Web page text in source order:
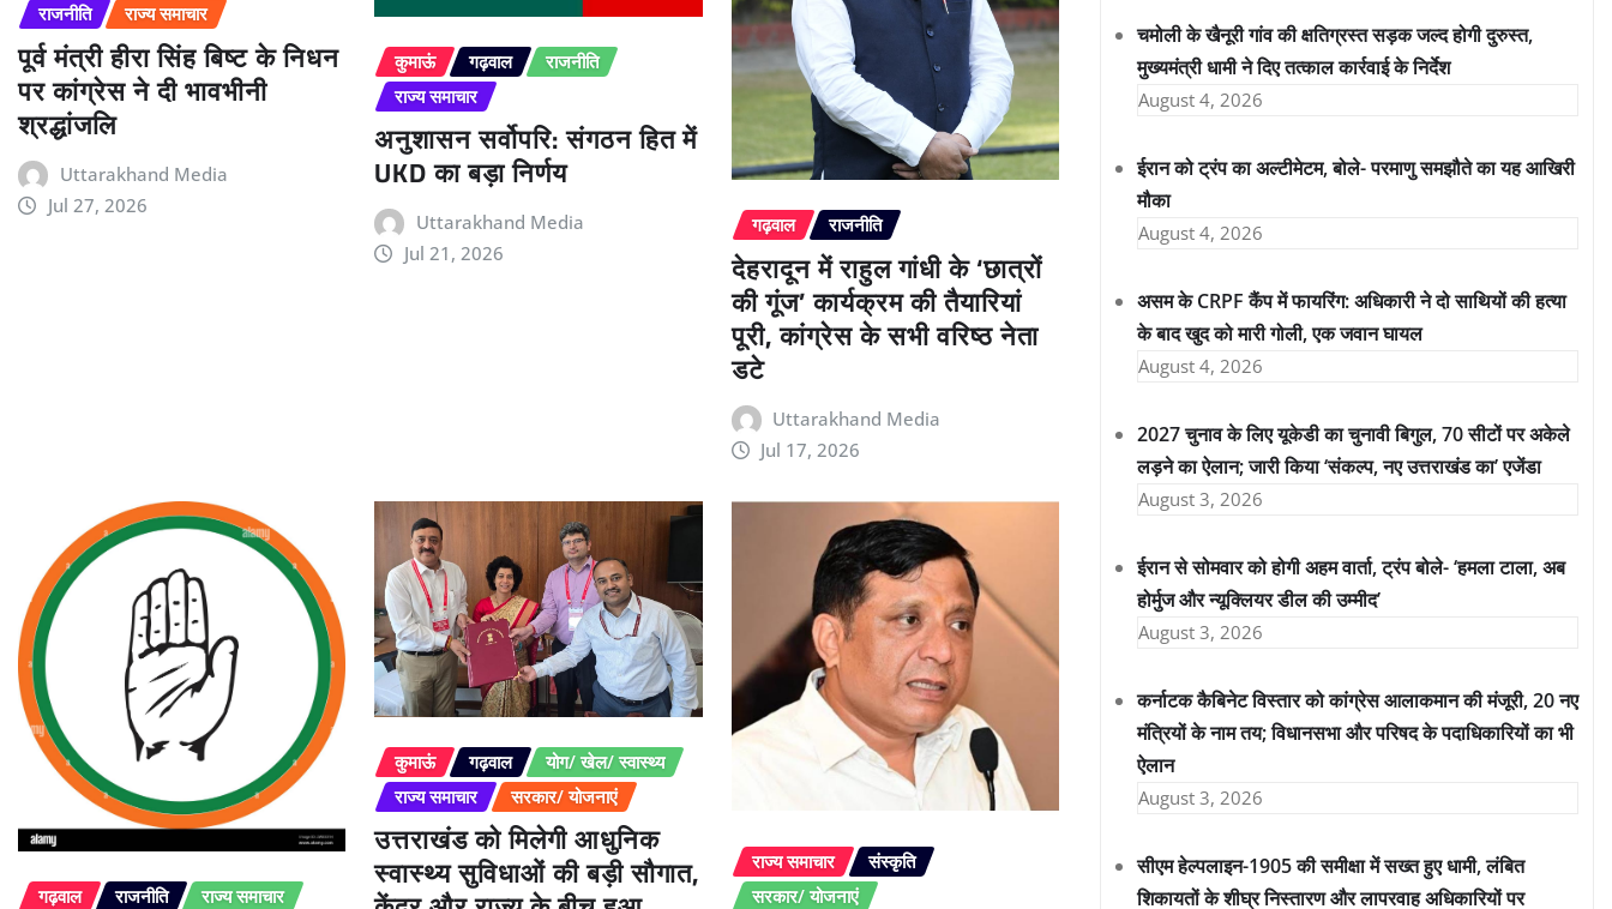
राजनीति
राज्य समाचार
पूर्व मंत्री हीरा सिंह बिष्ट के निधन
पर कांग्रेस ने दी भावभीनी
श्रद्धांजलि
Uttarakhand Media
Jul 27, 2026
कुमाऊं गढ़वाल
राजनीति
राज्य समाचार
अनुशासन सर्वोपरि: संगठन हित में
UKD का बड़ा निर्णय
Uttarakhand Media
Jul 21, 2026
गढ़वाल राजनीति
देहरादून में राहुल गांधी के ‘छात्रों
की गूंज’ कार्यक्रम की तैयारियां
पूरी, कांग्रेस के सभी वरिष्ठ नेता
डटे
Uttarakhand Media
Jul 17, 2026
गढ़वाल राजनीति राज्य समाचार
कुमाऊं गढ़वाल
योग/ खेल/ स्वास्थ्य
राज्य समाचार
सरकार/ योजनाएं
उत्तराखंड को मिलेगी आधुनिक
स्वास्थ्य सुविधाओं की बड़ी सौगात, राज्य समाचार
संस्कृति
सरकार/ योजनाएं
चमोली के खैनूरी गांव की क्षतिग्रस्त सड़क जल्द होगी दुरुस्त,
मुख्यमंत्री धामी ने दिए तत्काल कार्रवाई के निर्देश
August 4, 2026
ईरान को ट्रंप का अल्टीमेटम, बोले- परमाणु समझौते का यह आखिरी
मौका
August 4, 2026
असम के CRPF कैंप में फायरिंग: अधिकारी ने दो साथियों की हत्या
के बाद खुद को मारी गोली, एक जवान घायल
August 4, 2026
2027 चुनाव के लिए यूकेडी का चुनावी बिगुल, 70 सीटों पर अकेले
लड़ने का ऐलान; जारी किया ‘संकल्प, नए उत्तराखंड का’ एजेंडा
August 3, 2026
ईरान से सोमवार को होगी अहम वार्ता, ट्रंप बोले- ‘हमला टाला, अब
होर्मुज और न्यूक्लियर डील की उम्मीद’
August 3, 2026
कर्नाटक कैबिनेट विस्तार को कांग्रेस आलाकमान की मंजूरी, 20 नए
मंत्रियों के नाम तय; विधानसभा और परिषद के पदाधिकारियों का भी
ऐलान
August 3, 2026
सीएम हेल्पलाइन-1905 की समीक्षा में सख्त हुए धामी, लंबित
शिकायतों के शीघ्र निस्तारण और लापरवाह अधिकारियों पर